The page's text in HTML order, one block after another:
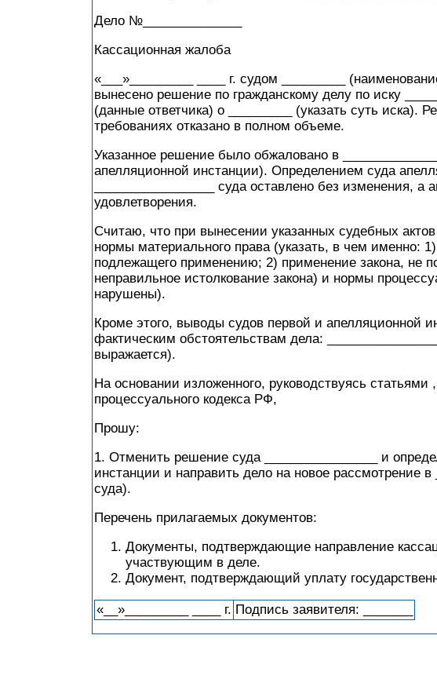
Дело №______________
Кассационная жалоба
«___»_________ ____ г. судом _________
вынесено решение по гражданскому делу по иску
(данные ответчика) о _________ (указать суть иска).
требованиях отказано в полном объеме.
Указанное решение было обжаловано в
апелляционной инстанции). Определением суда
_________________ суда оставлено без изменения,
удовлетворения.
Считаю, что при вынесении указанных судебных
нормы материального права (указать, в чем именно:
подлежащего применению; 2) применение закона, не
неправильное истолкование закона) и нормы
нарушены).
Кроме этого, выводы судов первой и апелляционной
фактическим обстоятельствам дела:
выражается).
На основании изложенного, руководствуясь статьями
процессуального кодекса РФ,
Прошу:
1. Отменить решение суда ________________ и
инстанции и направить дело на новое рассмотрение
суда).
Перечень прилагаемых документов:
Документы, подтверждающие направление
участвующим в деле.
Документ, подтверждающий уплату
«__»_________ ____ г. Подпись заявителя: _______